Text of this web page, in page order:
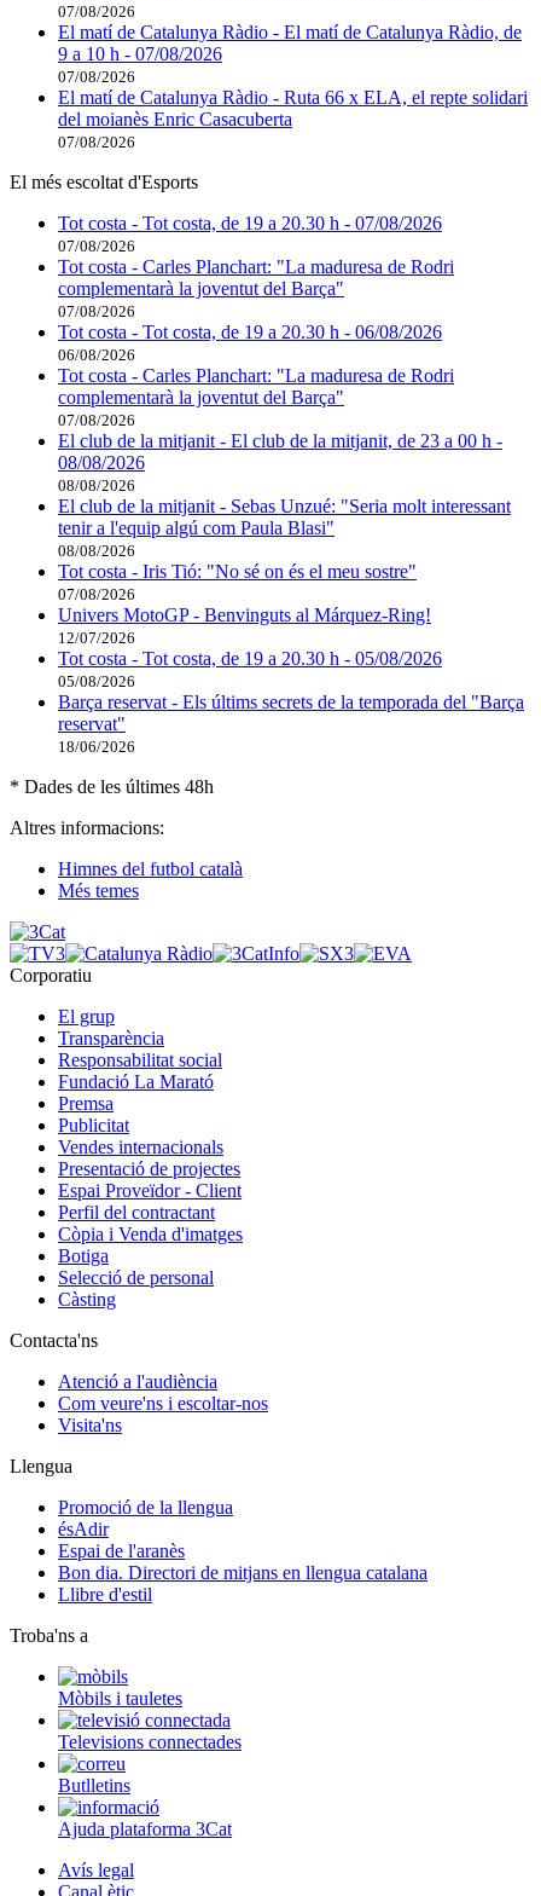
07/08/2026
El matí de Catalunya Ràdio - El matí de Catalunya Ràdio, de
9 a 10 h - 07/08/2026
07/08/2026
El matí de Catalunya Ràdio - Ruta 66 x ELA, el repte solidari
del moianès Enric Casacuberta
07/08/2026
El més escoltat d'Esports
Tot costa - Tot costa, de 19 a 20.30 h - 07/08/2026
07/08/2026
Tot costa - Carles Planchart: "La maduresa de Rodri
complementarà la joventut del Barça"
07/08/2026
Tot costa - Tot costa, de 19 a 20.30 h - 06/08/2026
06/08/2026
Tot costa - Carles Planchart: "La maduresa de Rodri
complementarà la joventut del Barça"
07/08/2026
El club de la mitjanit - El club de la mitjanit, de 23 a 00 h -
08/08/2026
08/08/2026
El club de la mitjanit - Sebas Unzué: "Seria molt interessant
tenir a l'equip algú com Paula Blasi"
08/08/2026
Tot costa - Iris Tió: "No sé on és el meu sostre"
07/08/2026
Univers MotoGP - Benvinguts al Márquez-Ring!
12/07/2026
Tot costa - Tot costa, de 19 a 20.30 h - 05/08/2026
05/08/2026
Barça reservat - Els últims secrets de la temporada del "Barça
reservat"
18/06/2026
* Dades de les últimes 48h
Altres informacions:
Himnes del futbol català
Més temes
Corporatiu
El grup
Transparència
Responsabilitat social
Fundació La Marató
Premsa
Publicitat
Vendes internacionals
Presentació de projectes
Espai Proveïdor - Client
Perfil del contractant
Còpia i Venda d'imatges
Botiga
Selecció de personal
Càsting
Contacta'ns
Atenció a l'audiència
Com veure'ns i escoltar-nos
Visita'ns
Llengua
Promoció de la llengua
ésAdir
Espai de l'aranès
Bon dia. Directori de mitjans en llengua catalana
Llibre d'estil
Troba'ns a
Mòbils i tauletes
Televisions connectades
Butlletins
Ajuda plataforma 3Cat
Avís legal
Canal ètic